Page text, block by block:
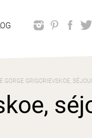
GORGE GRIGORIEVSKOE,